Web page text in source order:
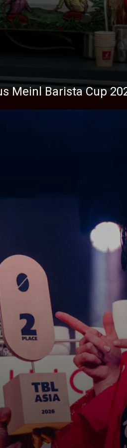
Meinl Barista Cup